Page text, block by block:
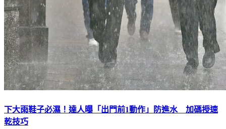
下大雨鞋子必濕！達人曝「出門前1動作」防進水 加碼授速
乾技巧